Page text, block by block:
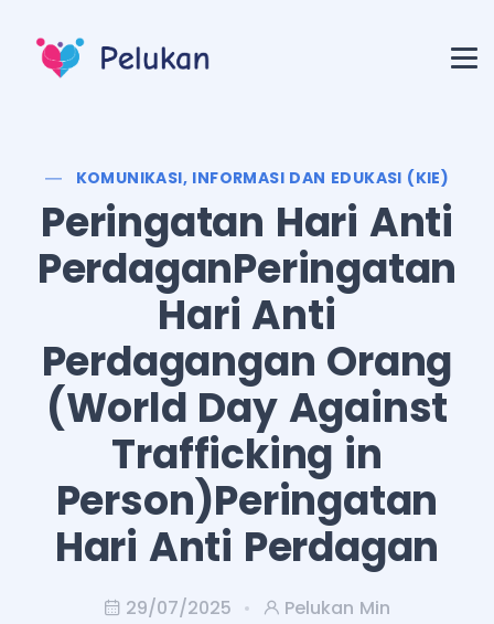
KOMUNIKASI, INFORMASI DAN EDUKASI (KIE)
Peringatan Hari Anti
PerdaganPeringatan
Hari Anti
Perdagangan Orang
(World Day Against
Trafficking in
Person)Peringatan
Hari Anti Perdagan
29/07/2025 Pelukan Min